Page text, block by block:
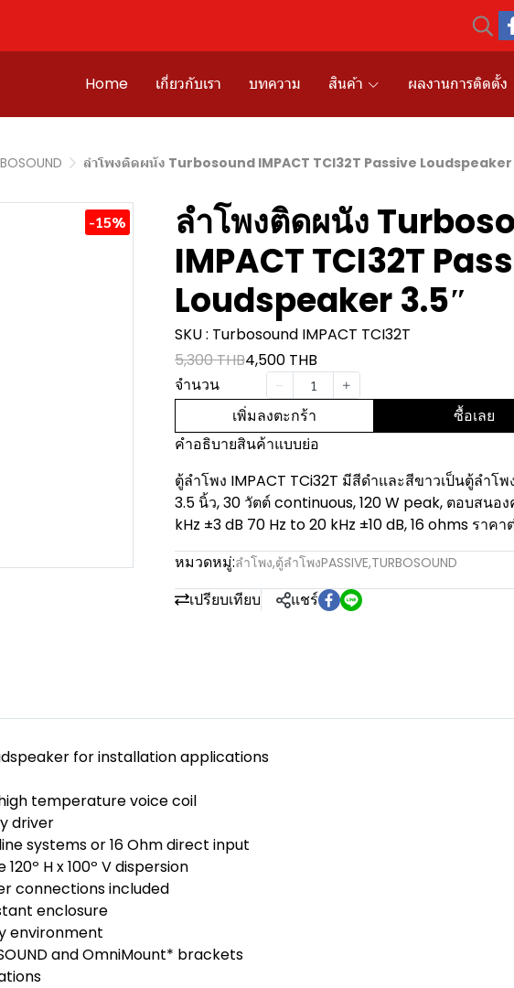
Home เกี่ยวกับเรา บทความ สินค้า ผลงานการติดตั้ง
ลำโพงติดผนัง Turbosound IMPACT TCI32T Passive Loudspeaker
-15%
ลำโพงติดผนัง
IMPACT TCI32T
Loudspeaker 3.5″
SKU : Turbosound IMPACT TCI32T
5,300 THB4,500 THB
จำนวน
เพิ่มลงตะกร้า ซื้อเลย
คำอธิบายสินค้าแบบย่อ
ตู้ลำโพง IMPACT TCi32T มีสีดำและสีขาวเป็นตู้ลำโ
3.5 นิ้ว, 30 วัตต์ continuous, 120 W peak, ตอบสนอ
kHz ±3 dB 70 Hz to 20 kHz ±10 dB, 16 ohms ราคา
หมวดหมู่:ลำโพง,ตู้ลำโพงPASSIVE,TURBOSOUND
เปรียบเทียบ แชร์
for installation applications
temperature voice coil
driver
systems or 16 Ohm direct input
H x 100º V dispersion
connections included
enclosure
environment
and OmniMount* brackets